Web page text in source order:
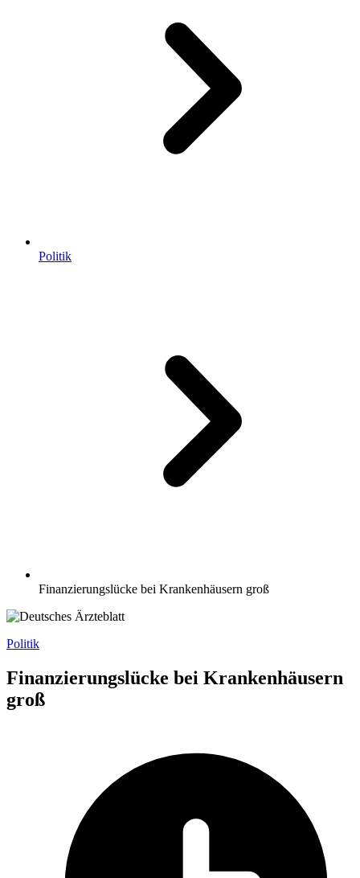
Politik
Finanzierungslücke bei Krankenhäusern groß
Politik
Finanzierungslücke bei Krankenhäusern
groß